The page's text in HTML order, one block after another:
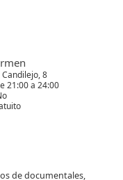
Candilejo, 8
21:00 a 24:00
de documentales,